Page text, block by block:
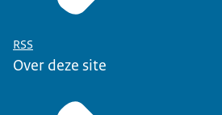
RSS
Over deze site